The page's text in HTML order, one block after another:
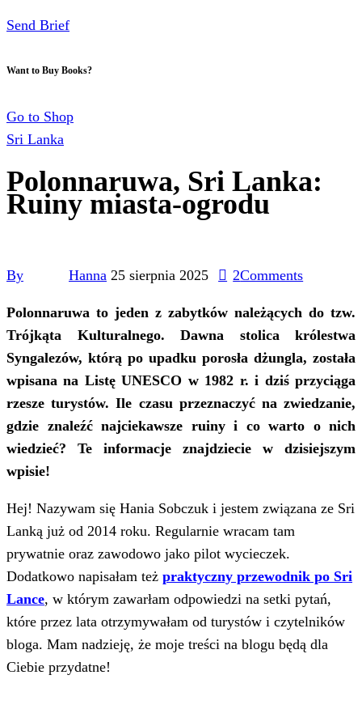
Send Brief
Want to Buy Books?
Go to Shop
Sri Lanka
Polonnaruwa, Sri Lanka:
Ruiny miasta-ogrodu
By Hanna 25 sierpnia 2025 2Comments
Polonnaruwa to jeden z zabytków należących do tzw.
Trójkąta Kulturalnego. Dawna stolica królestwa
Syngalezów, którą po upadku porosła dżungla, została
wpisana na Listę UNESCO w 1982 r. i dziś przyciąga
rzesze turystów. Ile czasu przeznaczyć na zwiedzanie,
gdzie znaleźć najciekawsze ruiny i co warto o nich
wiedzieć? Te informacje znajdziecie w dzisiejszym
wpisie!
Hej! Nazywam się Hania Sobczuk i jestem związana ze Sri
Lanką już od 2014 roku. Regularnie wracam tam
prywatnie oraz zawodowo jako pilot wycieczek.
Dodatkowo napisałam też praktyczny przewodnik po Sri
Lance, w którym zawarłam odpowiedzi na setki pytań,
które przez lata otrzymywałam od turystów i czytelników
bloga. Mam nadzieję, że moje treści na blogu będą dla
Ciebie przydatne!